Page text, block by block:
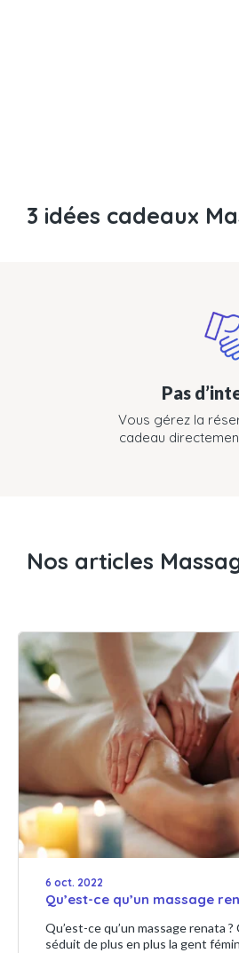
3 idées cadeaux
Pas
Vous gérez la
cadeau
Nos articles
6 oct. 2022
Qu’est-ce qu’un massage
Qu’est-ce qu’un massage renata
séduit de plus en plus la gent